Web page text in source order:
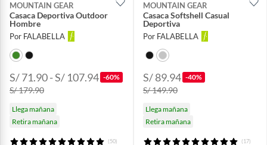
MOUNTAIN GEAR
Casaca Deportiva Outdoor
Hombre
Por FALABELLA
S/ 71.90 - S/ 107.94 -60%
S/ 179.90
Llega mañana
Retira mañana
(50)
MOUNTAIN GEAR
Casaca Softshell Casual
Deportiva
Por FALABELLA
S/ 89.94 -40%
S/ 149.90
Llega mañana
Retira mañana
(17)